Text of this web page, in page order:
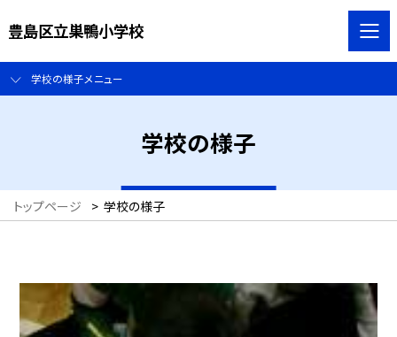
豊島区立巣鴨小学校
学校の様子メニュー
学校の様子
トップページ > 学校の様子